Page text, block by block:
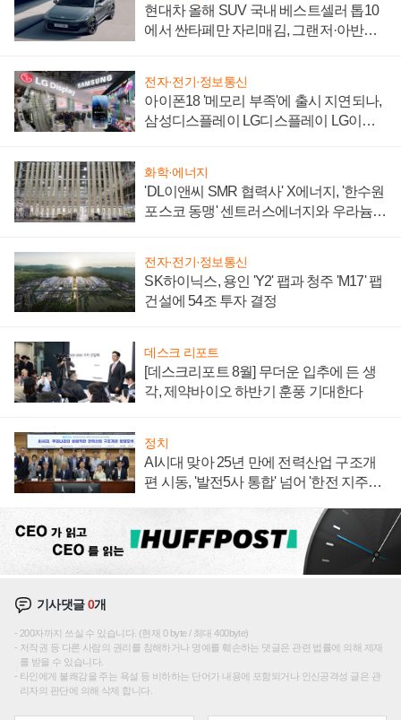
현대차 올해 SUV 국내 베스트셀러 톱10
에서 싼타페만 자리매김, 그랜저·아반떼
전자·전기·정보통신
아이폰18 '메모리 부족'에 출시 지연되나,
삼성디스플레이 LG디스플레이 LG이노
화학·에너지
'DL이앤씨 SMR 협력사' X에너지, '한수원
포스코 동맹' 센트러스에너지와 우라늄
전자·전기·정보통신
SK하이닉스, 용인 'Y2' 팹과 청주 'M17' 팹
건설에 54조 투자 결정
데스크 리포트
[데스크리포트 8월] 무더운 입추에 든 생
각, 제약바이오 하반기 훈풍 기대한다
정치
AI시대 맞아 25년 만에 전력산업 구조개
편 시동, '발전5사 통합' 넘어 '한전 지주사'
기사댓글0개
200자까지 쓰실 수 있습니다. (현재 0 byte / 최대 400byte)
저작권 등 다른 사람의 권리를 침해하거나 명예를 훼손하는 댓글은 관련 법률에 의해 제재
를 받을 수 있습니다.
타인에게 불쾌감을 주는 욕설 등 비하하는 단어가 내용에 포함되거나 인신공격성 글은 관
리자의 판단에 의해 삭제 합니다.